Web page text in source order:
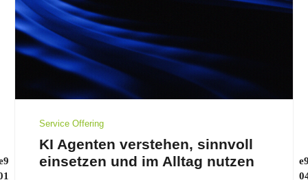
Service Offering
KI Agenten verstehen, sinnvoll
einsetzen und im Alltag nutzen